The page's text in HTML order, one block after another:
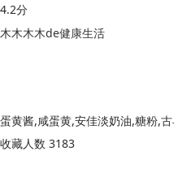
4.2分
木木木木de健康生活
蛋黄酱,咸蛋黄,安佳淡奶油,糖粉,
收藏人数 3183